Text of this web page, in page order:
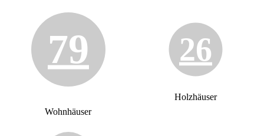
79
Wohnhäuser
26
Holzhäuser